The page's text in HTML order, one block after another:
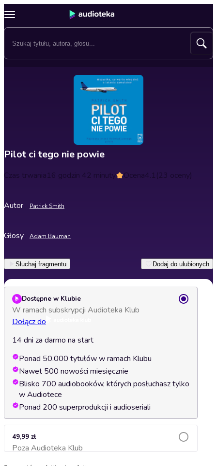
Pilot ci tego nie powie
Czas trwania16 godzin 42 minuty Ocena4.1(23 oceny)
Autor Patrick Smith
Głosy Adam Bauman
Słuchaj fragmentu Dodaj do ulubionych
Dostępne w Klubie
W ramach subskrypcji Audioteka Klub
Dołącz do
14 dni za darmo na start
Ponad 50.000 tytułów w ramach Klubu
Nawet 500 nowości miesięcznie
Blisko 700 audiobooków, których posłuchasz tylko
w Audiotece
Ponad 200 superprodukcji i audioseriali
49,99 zł
Poza Audioteka KlubDodaj do koszyka